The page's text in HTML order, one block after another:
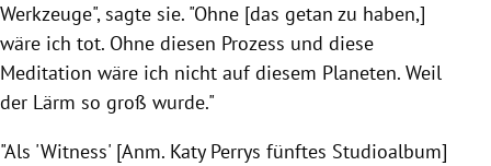
Werkzeuge", sagte sie. "Ohne [das getan zu haben,]
wäre ich tot. Ohne diesen Prozess und diese
Meditation wäre ich nicht auf diesem Planeten. Weil
der Lärm so groß wurde."
"Als 'Witness' [Anm. Katy Perrys fünftes Studioalbum]